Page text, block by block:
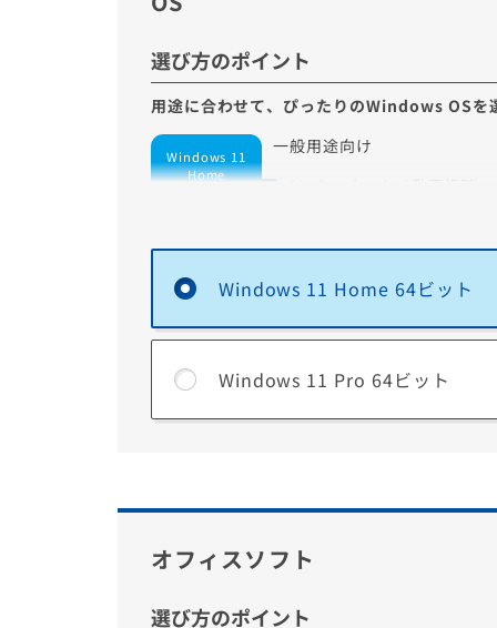
選び方のポイント
用途に合わせて、ぴったりのWindows OSを
Windows 11
Home
一般用途向け
Windows 11 Proで追加される主な機能
BitLocker
Windows 11 Home 64ビット
Windows 11 Pro 64ビット
オフィスソフト
選び方のポイント